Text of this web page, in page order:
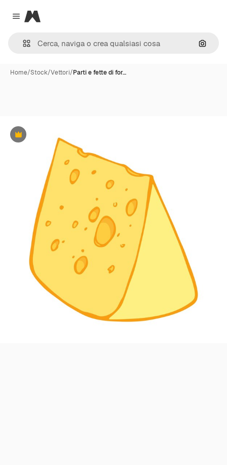
Close menu
Magnific
Cerca
Home/Stock/Vettori/Parti e fette di for…
Premium